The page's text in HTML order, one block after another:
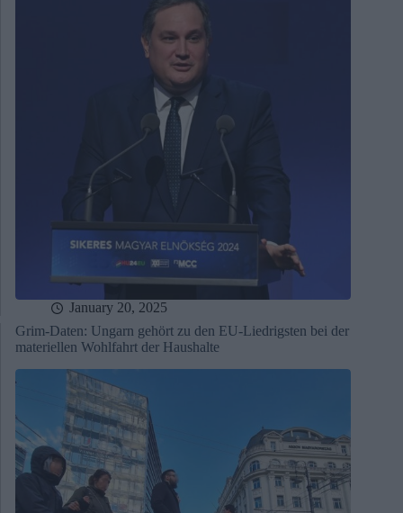
January 20, 2025
Grim-Daten: Ungarn gehört zu den EU-Liedrigsten bei der
materiellen Wohlfahrt der Haushalte